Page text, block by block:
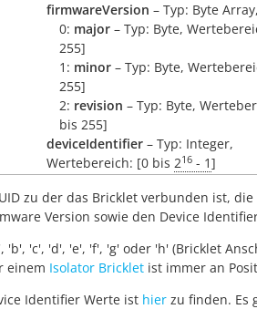
firmwareVersion – Typ: Byte
0: major – Typ: Byte,
255]
1: minor – Typ: Byte,
255]
2: revision – Typ: Byte,
bis 255]
deviceIdentifier – Typ: Integer,
Wertebereich: [0 bis 216 - 1]
zu der das Bricklet verbunden ist, die
Version sowie den Device
'b', 'c', 'd', 'e', 'f', 'g' oder 'h' (Bricklet
einem Isolator Bricklet ist immer an
Identifier Werte ist hier zu finden. Es